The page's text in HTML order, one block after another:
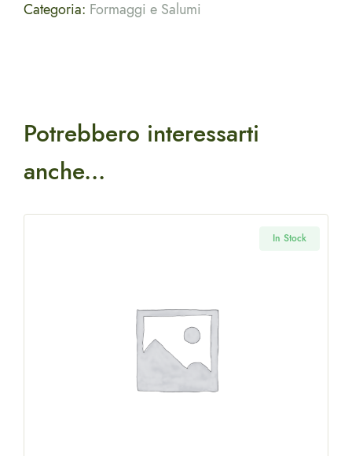
Categoria: Formaggi e Salumi
Potrebbero interessarti
anche...
In Stock